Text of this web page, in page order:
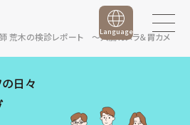
荒木の検診レポート ～大腸カメラ＆胃カメ
Language
の日々